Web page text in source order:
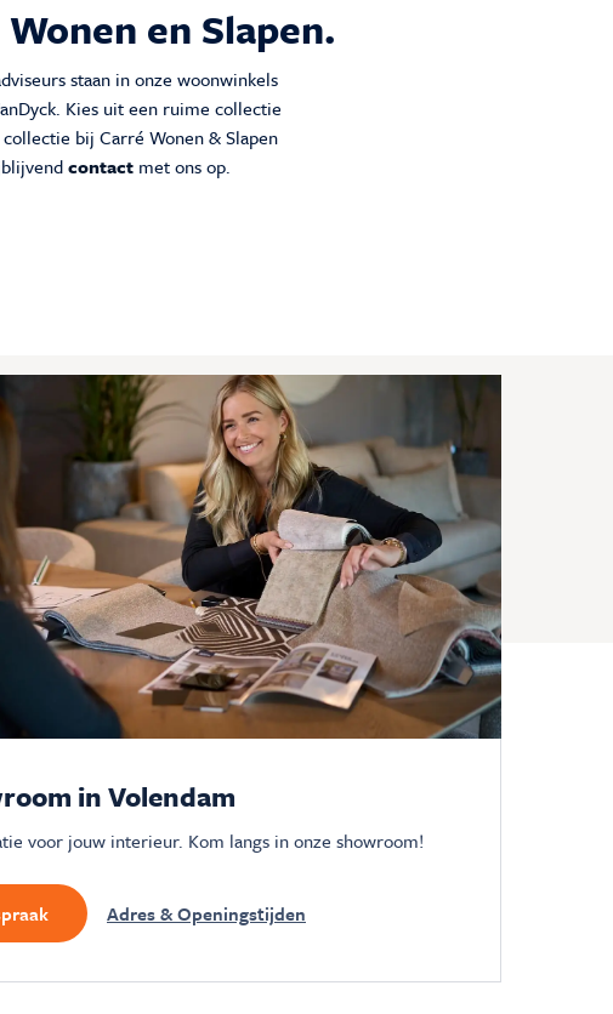
en Slapen.
staan in onze woonwinkels
Kies uit een ruime collectie
bij Carré Wonen & Slapen
contact met ons op.
in Volendam
voor jouw interieur. Kom langs in onze showroom!
Adres & Openingstijden